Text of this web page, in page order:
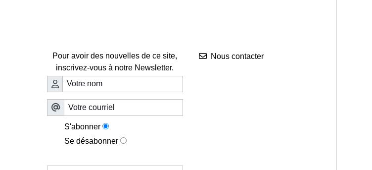
Pour avoir des nouvelles de ce site,
inscrivez-vous à notre Newsletter.
S'abonner
Se désabonner
Nous contacter